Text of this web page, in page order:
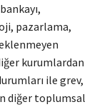
pazarlama,
kurumlardan
ile grev,
diğer toplumsal